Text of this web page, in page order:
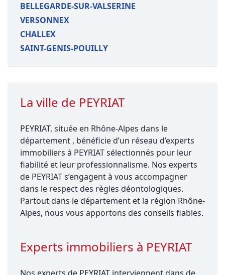
BELLEGARDE-SUR-VALSERINE
VERSONNEX
CHALLEX
SAINT-GENIS-POUILLY
La ville de PEYRIAT
PEYRIAT, située en Rhône-Alpes dans le
département , bénéficie d’un réseau d’experts
immobiliers à PEYRIAT sélectionnés pour leur
fiabilité et leur professionnalisme. Nos experts
de PEYRIAT s’engagent à vous accompagner
dans le respect des règles déontologiques.
Partout dans le département et la région Rhône-
Alpes, nous vous apportons des conseils fiables.
Experts immobiliers à PEYRIAT